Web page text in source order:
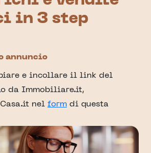
in 3 step
annuncio
e incollare il link del
da Immobiliare.it,
nel form di questa